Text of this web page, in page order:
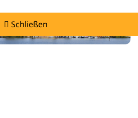
Schließen